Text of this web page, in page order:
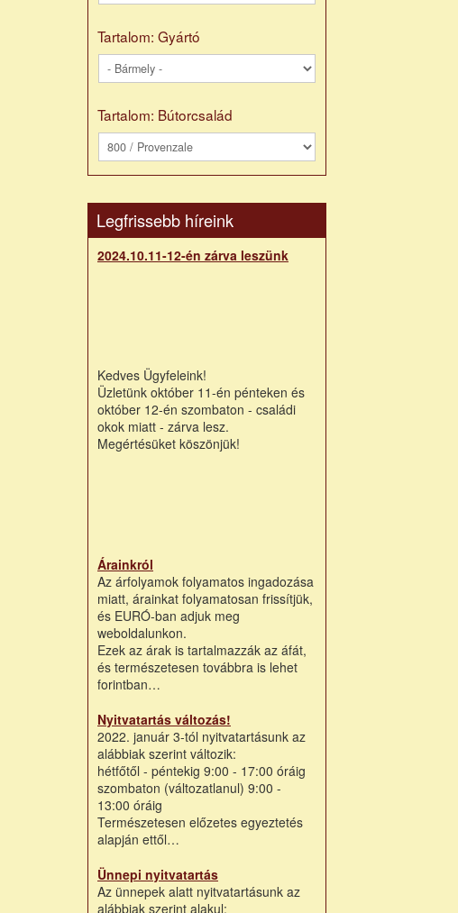
Tartalom: Gyártó
Tartalom: Bútorcsalád
Legfrissebb híreink
2024.10.11-12-én zárva leszünk
Kedves Ügyfeleink!
Üzletünk október 11-én pénteken és
október 12-én szombaton - családi
okok miatt - zárva lesz.
Megértésüket köszönjük!
Árainkról
Az árfolyamok folyamatos ingadozása
miatt, árainkat folyamatosan frissítjük,
és EURÓ-ban adjuk meg
weboldalunkon.
Ezek az árak is tartalmazzák az áfát,
és természetesen továbbra is lehet
forintban…
Nyitvatartás változás!
2022. január 3-tól nyitvatartásunk az
alábbiak szerint változik:
hétfőtől - péntekig 9:00 - 17:00 óráig
szombaton (változatlanul) 9:00 -
13:00 óráig
Természetesen előzetes egyeztetés
alapján ettől…
Ünnepi nyitvatartás
Az ünnepek alatt nyitvatartásunk az
alábbiak szerint alakul: